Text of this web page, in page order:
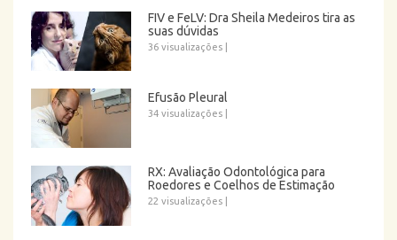
FIV e FeLV: Dra Sheila Medeiros tira as
suas dúvidas
36 visualizações
Efusão Pleural
34 visualizações
RX: Avaliação Odontológica para
Roedores e Coelhos de Estimação
22 visualizações